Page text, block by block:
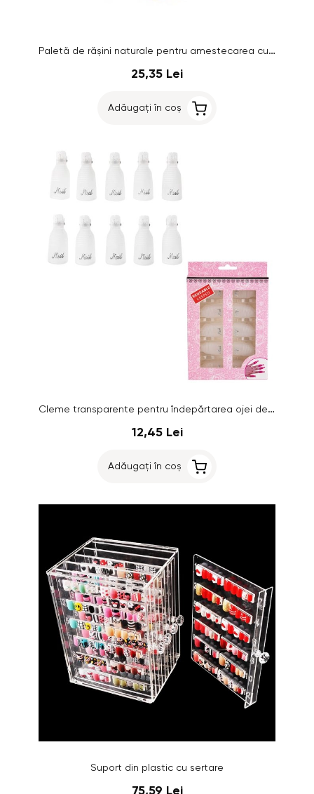
Paletă de rășini naturale pentru amestecarea culorilor, verde
25,35 Lei
Adăugați în coș
Cleme transparente pentru îndepărtarea ojei de gel, 10 buc.
12,45 Lei
Adăugați în coș
Suport din plastic cu sertare
75,59 Lei